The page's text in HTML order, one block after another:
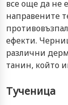
все още да не
направените
ефекти.
различни
танин, който
Тученица